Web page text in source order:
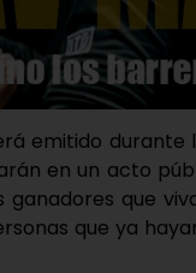
emitido
en un acto
que
que ya